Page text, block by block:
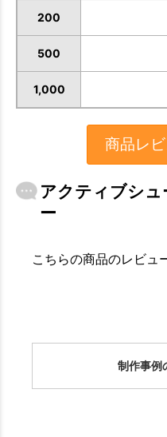
200
500
1,000
商品レ
アクティブシ
ー
こちらの商品のレビュ
制作事例